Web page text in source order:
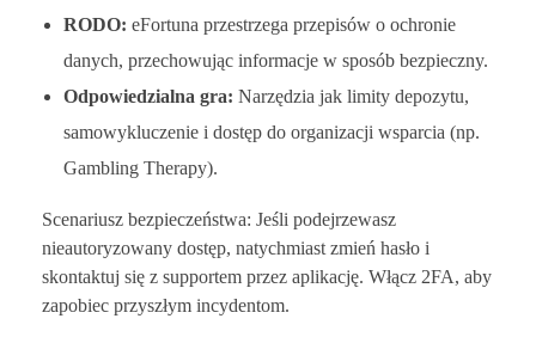
RODO: eFortuna przestrzega przepisów o ochronie
danych, przechowując informacje w sposób bezpieczny.
Odpowiedzialna gra: Narzędzia jak limity depozytu,
samowykluczenie i dostęp do organizacji wsparcia (np.
Gambling Therapy).
Scenariusz bezpieczeństwa: Jeśli podejrzewasz
nieautoryzowany dostęp, natychmiast zmień hasło i
skontaktuj się z supportem przez aplikację. Włącz 2FA, aby
zapobiec przyszłym incydentom.